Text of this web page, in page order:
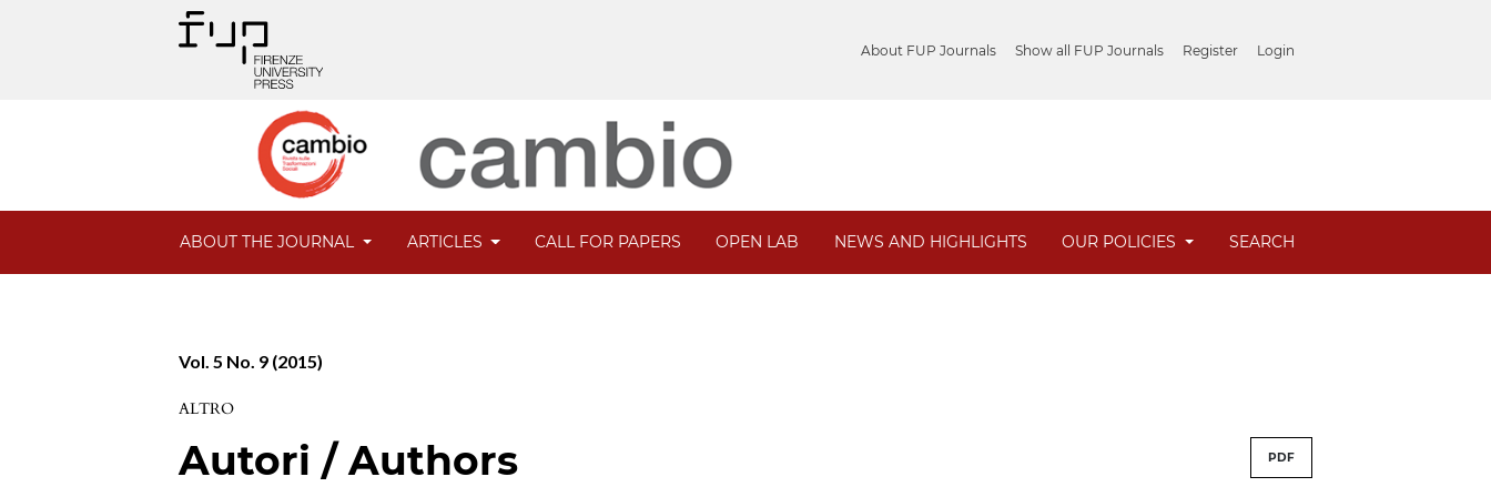
About FUP Journals Show all FUP Journals Register Login
ABOUT THE JOURNAL ARTICLES CALL FOR PAPERS OPEN LAB NEWS AND HIGHLIGHTS OUR POLICIES SEARCH
Vol. 5 No. 9 (2015)
ALTRO
Autori / Authors PDF